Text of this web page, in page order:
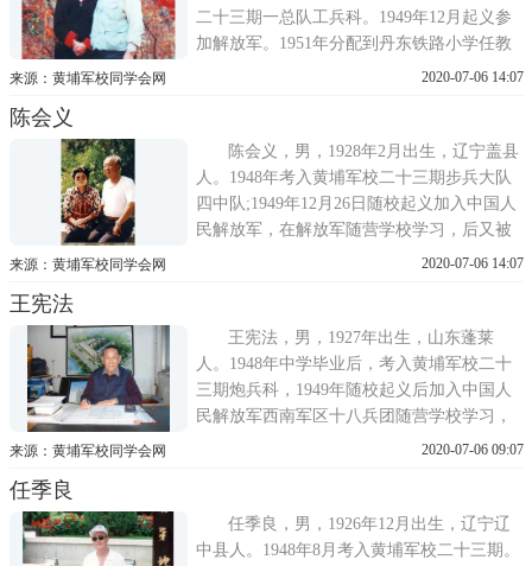
二十三期一总队工兵科。1949年12月起义参
加解放军。1951年分配到丹东铁路小学任教
师，先后被评为优秀教师、先进工作者。后
退休。后被丹东市振兴区教师进修学校聘为
教研员，直到1993年回家休
来源：黄埔军校同学会网 2020-07-06 14:07
陈会义
陈会义，男，1928年2月出生，辽宁盖县
人。1948年考入黄埔军校二十三期步兵大队
四中队;1949年12月26日随校起义加入中国人
民解放军，在解放军随营学校学习，后又被
调到解放军高射炮校学习。经过两个阶段的
陈会义后来在沈阳服装厂财会岗位工作，历
任科员、科长、副厂长兼总
来源：黄埔军校同学会网 2020-07-06 14:07
王宪法
王宪法，男，1927年出生，山东蓬莱
人。1948年中学毕业后，考入黄埔军校二十
三期炮兵科，1949年随校起义后加入中国人
民解放军西南军区十八兵团随营学校学习，
1950年10月复员回到丹东。先后在丹东市建
术员、工程师，辽阳市建筑设计院高级工程
师、设计室主任、副院长、院长
来源：黄埔军校同学会网 2020-07-06 09:07
任季良
任季良，男，1926年12月出生，辽宁辽
中县人。1948年8月考入黄埔军校二十三期。